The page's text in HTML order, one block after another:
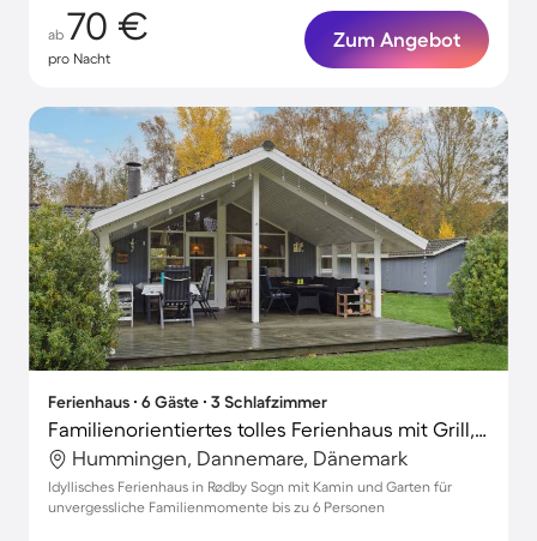
ab 70 €
pro Nacht
Zum Angebot
Ferienhaus ∙ 6 Gäste ∙ 3 Schlafzimmer
Familienorientiertes tolles Ferienhaus mit Grill, Terrasse und Garten
Hummingen, Dannemare, Dänemark
Idyllisches Ferienhaus in Rødby Sogn mit Kamin und Garten für
unvergessliche Familienmomente bis zu 6 Personen